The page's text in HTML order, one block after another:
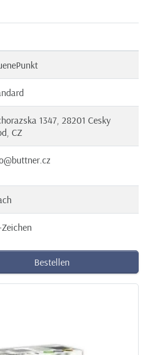
1347, 28201 Cesky
CZ
Zeichen
Bestellen